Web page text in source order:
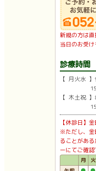
新規の方は直
当日のお受け
診療時間
【 月火水
15：
【 木土祝
15：
【休診日】
※ただし、金
ることがあ
ーにてご確認